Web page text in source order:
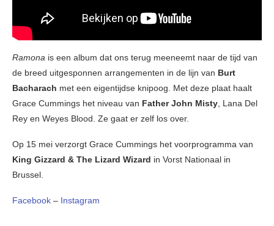
Ramona is een album dat ons terug meeneemt naar de tijd van
de breed uitgesponnen arrangementen in de lijn van Burt
Bacharach met een eigentijdse knipoog. Met deze plaat haalt
Grace Cummings het niveau van Father John Misty, Lana Del
Rey en Weyes Blood. Ze gaat er zelf los over.
Op 15 mei verzorgt Grace Cummings het voorprogramma van
King Gizzard & The Lizard Wizard in Vorst Nationaal in
Brussel.
Facebook – Instagram